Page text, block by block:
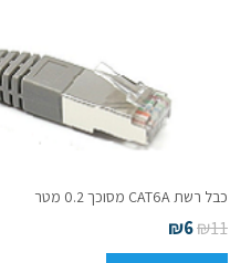
כבל רשת CAT6A מסוכך 0.2 מטר
₪11
₪6